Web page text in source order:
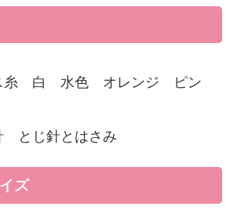
糸 白 水色 オレンジ ピン
とじ針とはさみ
ズ